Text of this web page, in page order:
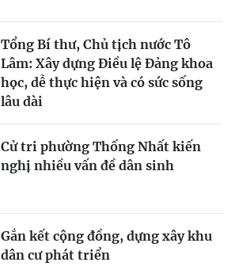
Tổng Bí thư, Chủ tịch nước Tô
Lâm: Xây dựng Điều lệ Đảng khoa
học, dễ thực hiện và có sức sống
lâu dài
Cử tri phường Thống Nhất kiến
nghị nhiều vấn đề dân sinh
Gắn kết cộng đồng, dựng xây khu
dân cư phát triển